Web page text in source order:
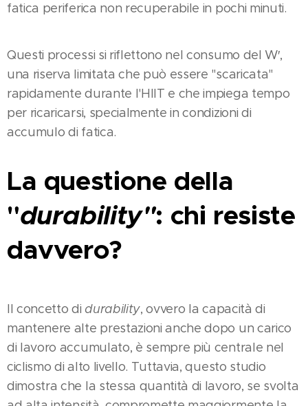
fatica periferica non recuperabile in pochi minuti​.
Questi processi si riflettono nel consumo del W′,
una riserva limitata che può essere "scaricata"
rapidamente durante l'HIIT e che impiega tempo
per ricaricarsi, specialmente in condizioni di
accumulo di fatica​​.
La questione della
"durability": chi resiste
davvero?
Il concetto di durability, ovvero la capacità di
mantenere alte prestazioni anche dopo un carico
di lavoro accumulato, è sempre più centrale nel
ciclismo di alto livello​. Tuttavia, questo studio
dimostra che la stessa quantità di lavoro, se svolta